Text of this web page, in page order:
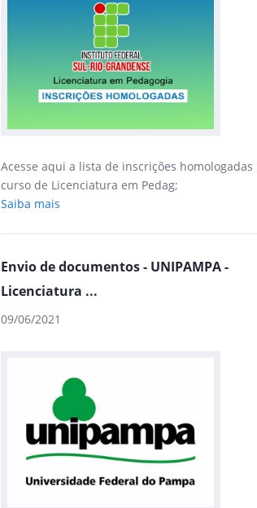
Acesse aqui a lista de inscrições homologadas
curso de Licenciatura em Pedag;
Saiba mais
Envio de documentos - UNIPAMPA -
Licenciatura ...
09/06/2021